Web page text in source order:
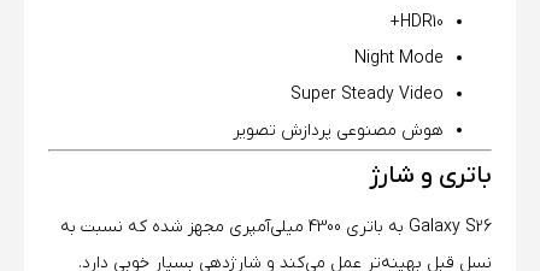
HDR10+
Night Mode
Super Steady Video
هوش مصنوعی پردازش تصویر
باتری و شارژ
Galaxy S26 به باتری 4300 میلی‌آمپری مجهز شده که نسبت به
نسل قبل بهینه‌تر عمل می‌کند و شارژدهی بسیار خوبی دارد.